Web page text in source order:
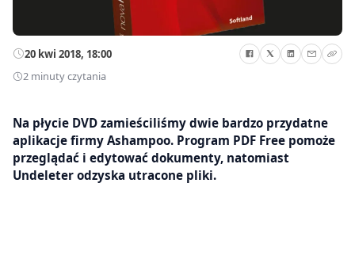
20 kwi 2018, 18:00
2 minuty czytania
Na płycie DVD zamieściliśmy dwie bardzo przydatne
aplikacje firmy Ashampoo. Program PDF Free pomoże
przeglądać i edytować dokumenty, natomiast
Undeleter odzyska utracone pliki.